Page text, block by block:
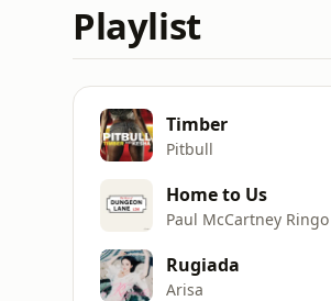
Playlist
Timber
Pitbull
Home to Us
Paul McCartney
Rugiada
Arisa